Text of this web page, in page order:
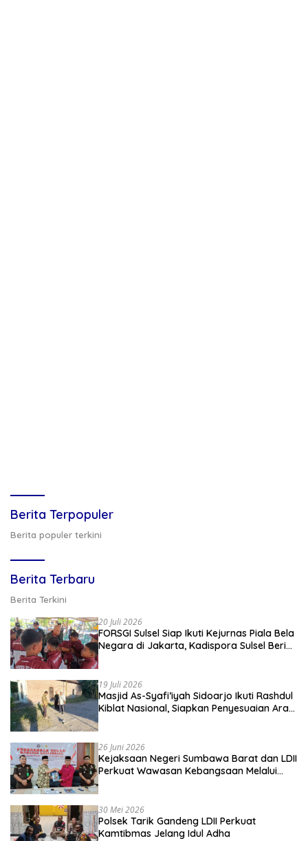
Berita Terpopuler
Berita populer terkini
Berita Terbaru
Berita Terkini
20 Juli 2026
FORSGI Sulsel Siap Ikuti Kejurnas Piala Bela
Negara di Jakarta, Kadispora Sulsel Beri
19 Juli 2026
Masjid As-Syafi’iyah Sidoarjo Ikuti Rashdul
Kiblat Nasional, Siapkan Penyesuaian Arah
26 Juni 2026
Kejaksaan Negeri Sumbawa Barat dan LDII
Perkuat Wawasan Kebangsaan Melalui
30 Mei 2026
Polsek Tarik Gandeng LDII Perkuat
Kamtibmas Jelang Idul Adha